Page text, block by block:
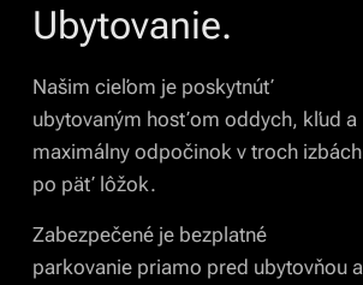
Ubytovanie.
Našim cieľom je poskytnúť
ubytovaným hosťom oddych, kľud a
maximálny odpočinok v troch izbách
po päť lôžok.
Zabezpečené je bezplatné
parkovanie priamo pred ubytovňou a